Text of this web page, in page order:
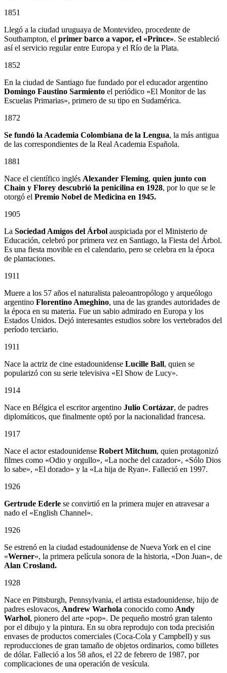
1851
Llegó a la ciudad uruguaya de Montevideo, procedente de
Southampton, el primer barco a vapor, el «Prince». Se estableció
así el servicio regular entre Europa y el Río de la Plata.
1852
En la ciudad de Santiago fue fundado por el educador argentino
Domingo Faustino Sarmiento el periódico «El Monitor de las
Escuelas Primarias», primero de su tipo en Sudamérica.
1872
Se fundó la Academia Colombiana de la Lengua, la más antigua
de las correspondientes de la Real Academia Española.
1881
Nace el científico inglés Alexander Fleming, quien junto con
Chain y Florey descubrió la penicilina en 1928, por lo que se le
otorgó el Premio Nobel de Medicina en 1945.
1905
La Sociedad Amigos del Árbol auspiciada por el Ministerio de
Educación, celebró por primera vez en Santiago, la Fiesta del Árbol.
Es una fiesta movible en el calendario, pero se celebra en la época
de plantaciones.
1911
Muere a los 57 años el naturalista paleoantropólogo y arqueólogo
argentino Florentino Ameghino, una de las grandes autoridades de
la época en su materia. Fue un sabio admirado en Europa y los
Estados Unidos. Dejó interesantes estudios sobre los vertebrados del
período terciario.
1911
Nace la actriz de cine estadounidense Lucille Ball, quien se
popularizó con su serie televisiva «El Show de Lucy».
1914
Nace en Bélgica el escritor argentino Julio Cortázar, de padres
diplomáticos, que finalmente optó por la nacionalidad francesa.
1917
Nace el actor estadounidense Robert Mitchum, quien protagonizó
filmes como «Odio y orgullo», «La noche del cazador», «Sólo Dios
lo sabe», «El dorado» y la «La hija de Ryan». Falleció en 1997.
1926
Gertrude Ederle se convirtió en la primera mujer en atravesar a
nado el «English Channel».
1926
Se estrenó en la ciudad estadounidense de Nueva York en el cine
«Werner«, la primera película sonora de la historia, «Don Juan», de
Alan Crosland.
1928
Nace en Pittsburgh, Pennsylvania, el artista estadounidense, hijo de
padres eslovacos, Andrew Warhola conocido como Andy
Warhol, pionero del arte «pop». De pequeño mostró gran talento
por el dibujo y la pintura. En su obra reprodujo con toda precisión
envases de productos comerciales (Coca-Cola y Campbell) y sus
reproducciones de gran tamaño de objetos ordinarios, como billetes
de dólar. Falleció a los 58 años, el 22 de febrero de 1987, por
complicaciones de una operación de vesícula.